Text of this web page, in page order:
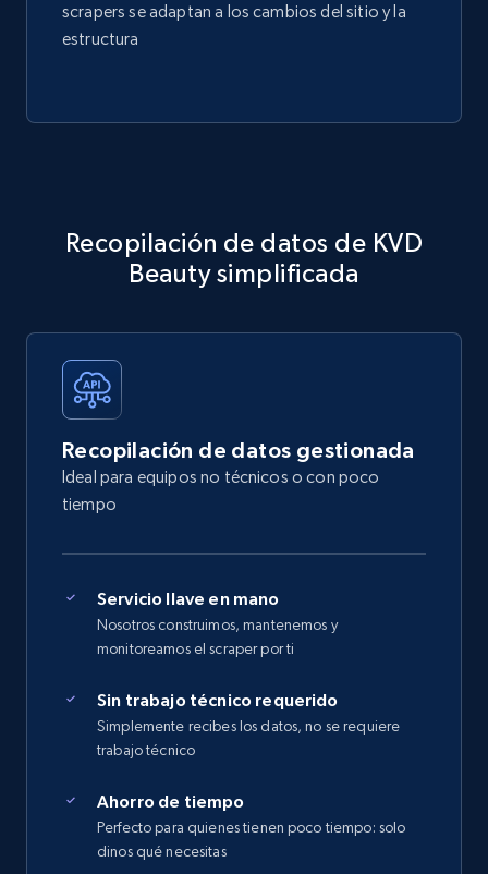
scrapers se adaptan a los cambios del sitio y la
estructura
Recopilación de datos de KVD
Beauty simplificada
Recopilación de datos gestionada
Ideal para equipos no técnicos o con poco
tiempo
Servicio llave en mano
Nosotros construimos, mantenemos y
monitoreamos el scraper por ti
Sin trabajo técnico requerido
Simplemente recibes los datos, no se requiere
trabajo técnico
Ahorro de tiempo
Perfecto para quienes tienen poco tiempo: solo
dinos qué necesitas